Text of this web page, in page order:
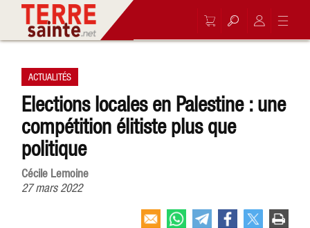
ACTUALITÉS
Elections locales en Palestine : une
compétition élitiste plus que
politique
Cécile Lemoine
27 mars 2022